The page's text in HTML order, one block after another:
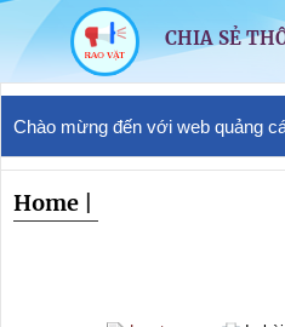
CHIA SẺ
Chào mừng đến với web quảng
Home